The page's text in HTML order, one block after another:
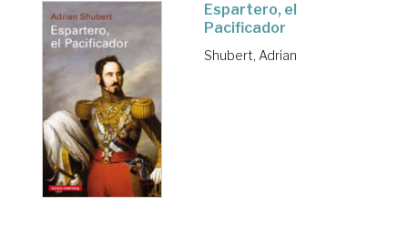
Espartero, el
Pacificador
Shubert, Adrian